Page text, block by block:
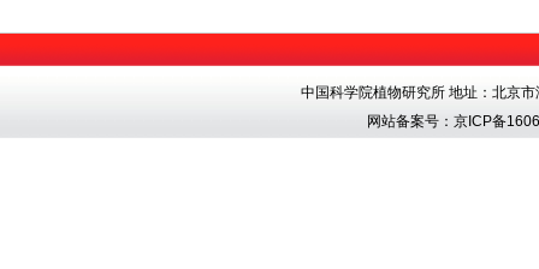
中国科学院植物研究所 地址：北京
网站备案号：京ICP备